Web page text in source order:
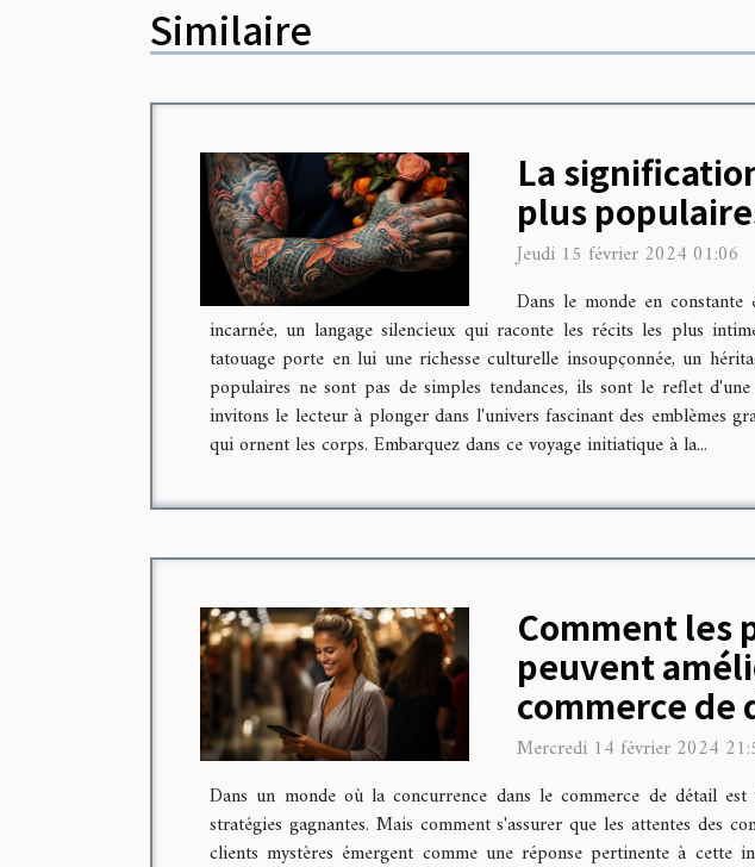
Similaire
La
plus
Jeudi 15 février 2024 01:06
Dans le monde en
incarnée, un langage silencieux qui raconte les récits les plus
tatouage porte en lui une richesse culturelle insoupçonnée, un
populaires ne sont pas de simples tendances, ils sont le reflet
invitons le lecteur à plonger dans l'univers fascinant des emblèmes
qui ornent les corps. Embarquez dans ce voyage initiatique à la...
Comment les
peuvent
commerce de
Mercredi 14 février 2024
Dans un monde où la concurrence dans le commerce de détail
stratégies gagnantes. Mais comment s'assurer que les attentes des
clients mystères émergent comme une réponse pertinente à